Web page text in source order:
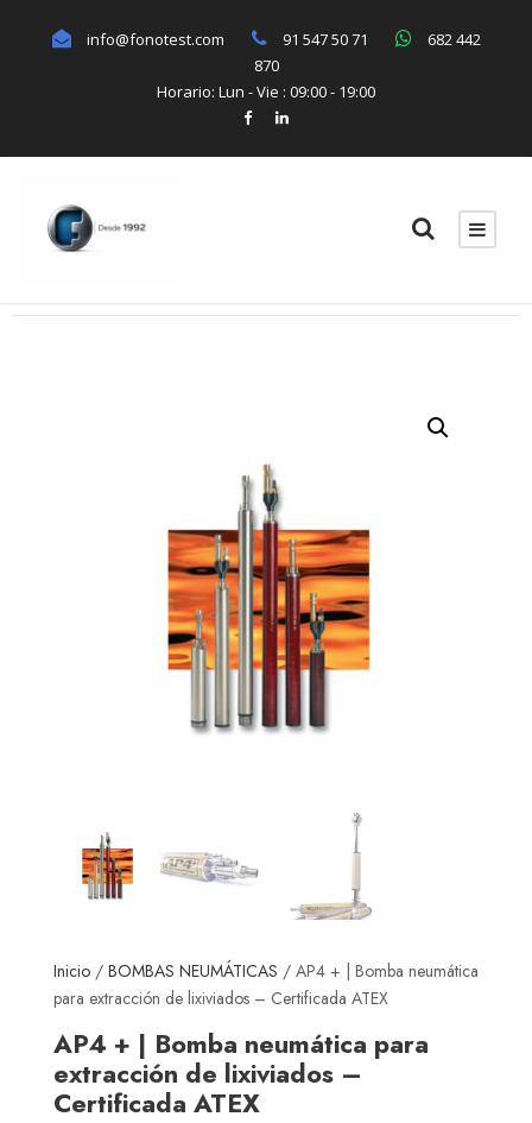
info@fonotest.com 91 547 50 71
682 442
870
Horario: Lun - Vie : 09:00 - 19:00
Inicio / BOMBAS NEUMÁTICAS / AP4 + | Bomba neumática
para extracción de lixiviados – Certificada ATEX
AP4 + | Bomba neumática para
extracción de lixiviados –
Certificada ATEX